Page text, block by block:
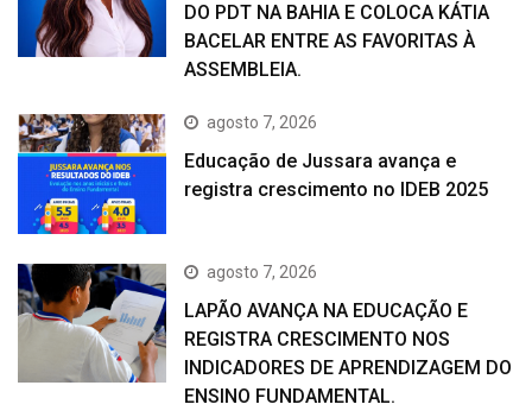
DO PDT NA BAHIA E COLOCA KÁTIA
BACELAR ENTRE AS FAVORITAS À
ASSEMBLEIA.
agosto 7, 2026
Educação de Jussara avança e
registra crescimento no IDEB 2025
agosto 7, 2026
LAPÃO AVANÇA NA EDUCAÇÃO E
REGISTRA CRESCIMENTO NOS
INDICADORES DE APRENDIZAGEM DO
ENSINO FUNDAMENTAL.